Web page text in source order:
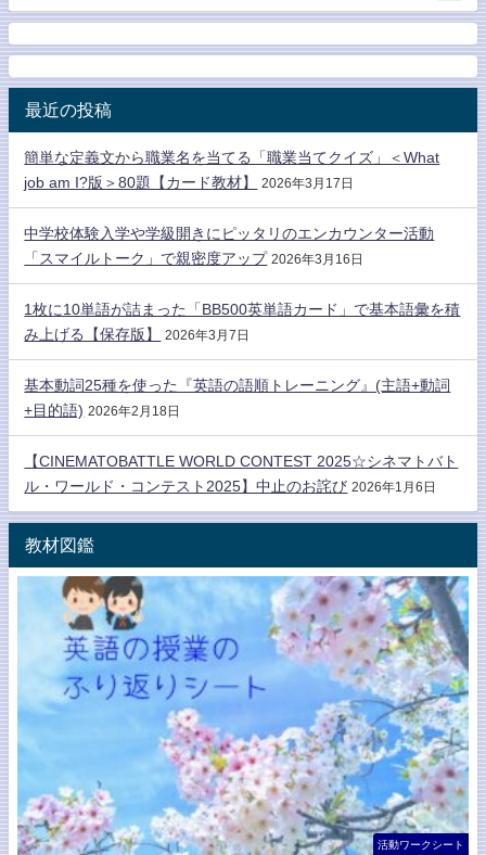
最近の投稿
簡単な定義文から職業名を当てる「職業当てクイズ」＜What
job am I?版＞80題【カード教材】
2026年3月17日
中学校体験入学や学級開きにピッタリのエンカウンター活動
「スマイルトーク」で親密度アップ 2026年3月16日
1枚に10単語が詰まった「BB500英単語カード」で基本語彙を積
み上げる【保存版】
2026年3月7日
基本動詞25種を使った『英語の語順トレーニング』(主語+動詞
+目的語) 2026年2月18日
【CINEMATOBATTLE WORLD CONTEST 2025☆シネマトバト
ル・ワールド・コンテスト2025】中止のお詫び 2026年1月6日
教材図鑑
活動ワークシート